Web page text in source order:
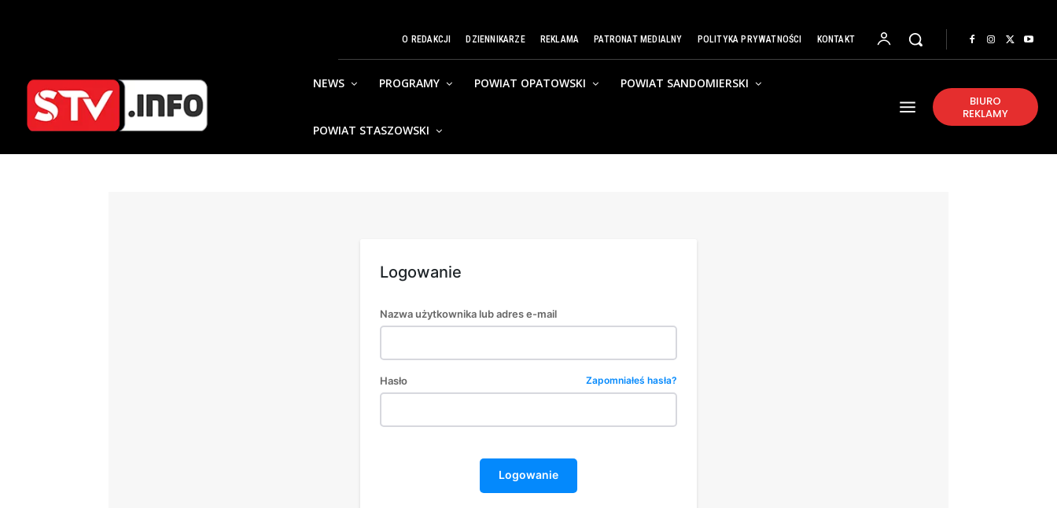
O REDAKCJI DZIENNIKARZE REKLAMA PATRONAT MEDIALNY POLITYKA PRYWATNOŚCI KONTAKT
NEWS PROGRAMY POWIAT OPATOWSKI POWIAT SANDOMIERSKI
POWIAT STASZOWSKI
BIURO
REKLAMY
Logowanie
Nazwa użytkownika lub adres e-mail
Hasło Zapomniałeś hasła?
Logowanie